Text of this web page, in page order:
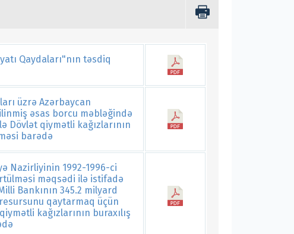
Qaydaları"nın təsdiq
üzrə Azərbaycan
əsas borcu məbləğində
Dövlət qiymətli kağızlarının
barədə
Nazirliyinin 1992-1996-ci
məqsədi ilə istifadə
Bankının 345.2 milyard
qaytarmaq üçün
kağızlarının buraxılış